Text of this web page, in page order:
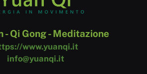
- Qi Gong - Meditazione
www.yuanqi.it
info@yuanqi.it